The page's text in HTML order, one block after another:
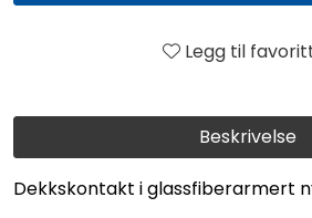
Beskrivelse
Dekkskontakt i glassfiberarmert
Legg til